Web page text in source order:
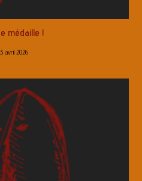
médaille !
avril 2026